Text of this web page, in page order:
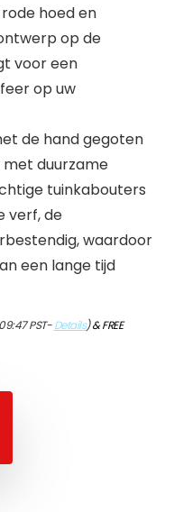
hoed en
op de
voor een
op uw
de hand gegoten
duurzame
tuinkabouters
verf, de
waardoor
een lange tijd
PST-Details)&FREE